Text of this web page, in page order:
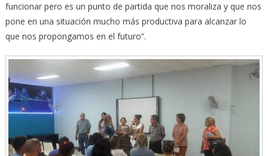
funcionar pero es un punto de partida que nos moraliza y que nos
pone en una situación mucho más productiva para alcanzar lo
que nos propongamos en el futuro”.